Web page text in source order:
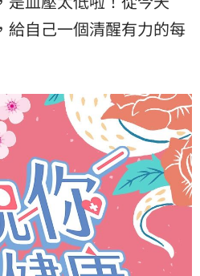
給自己一個清醒有力的每